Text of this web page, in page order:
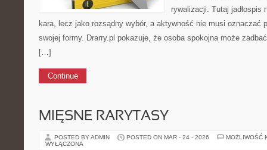
rywalizacji. Tutaj jadłospis
kara, lecz jako rozsądny wybór, a aktywność nie musi oznaczać
swojej formy. Drarry.pl pokazuje, że osoba spokojna może
[…]
Continue
MIĘSNE RARYTASY
POSTED BY ADMIN POSTED ON MAR - 24 - 2026
MOŻLIWOŚĆ
WYŁĄCZONA